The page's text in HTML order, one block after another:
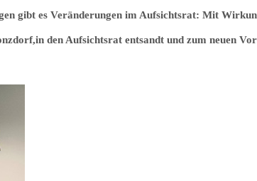
gibt es Veränderungen im Aufsichtsrat: Mit
den Aufsichtsrat entsandt und zum neuen